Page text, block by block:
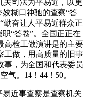
关司法为平易近，以更
糊口神驰的查察“答
勤奋让人平易近群众正
“答卷”。全国正正在
高检工做演讲是的主要
工做，用高质量的旧事
事，为全国和代表委员
气。14！44！50。
近事查察是查察机关